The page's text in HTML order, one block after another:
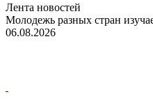
Лента новостей
Молодежь разных стран
06.08.2026